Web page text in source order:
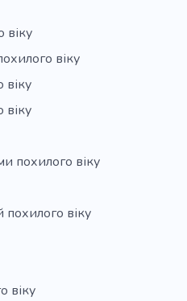
віку
віку
похилого віку
віку
віку